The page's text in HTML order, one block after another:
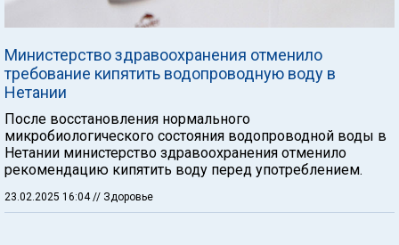
Министерство здравоохранения отменило
требование кипятить водопроводную воду в
Нетании
После восстановления нормального
микробиологического состояния водопроводной воды в
Нетании министерство здравоохранения отменило
рекомендацию кипятить воду перед употреблением.
23.02.2025 16:04 // Здоровье